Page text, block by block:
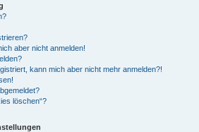
aber nicht anmelden!
kann mich aber nicht mehr anmelden?!
löschen“?